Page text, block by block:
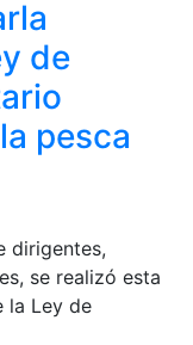
de
pesca
dirigentes,
se realizó esta
la Ley de